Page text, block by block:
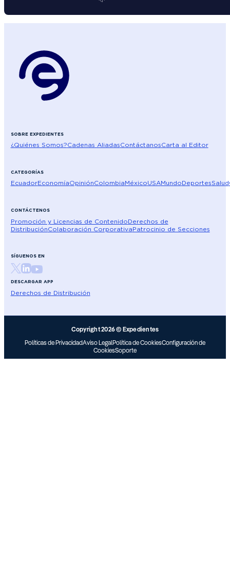
SOBRE EXPEDIENTES
¿Quiénes Somos?Cadenas AliadasContáctanosCarta al Editor
CATEGORÍAS
EcuadorEconomíaOpiniónColombiaMéxicoUSAMundoDeportesSalud
CONTÁCTENOS
Promoción y Licencias de ContenidoDerechos de
DistribuciónColaboración CorporativaPatrocinio de Secciones
SÍGUENOS EN
DESCARGAR APP
Derechos de Distribución
Copyright 2026 © Expedientes
Políticas de PrivacidadAviso LegalPolítica de CookiesConfiguración de
CookiesSoporte